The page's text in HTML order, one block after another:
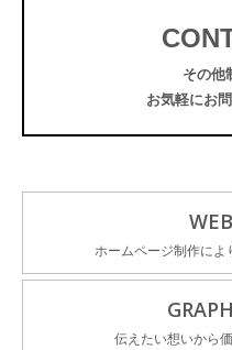
その他
お気軽にお
ホームページ制作によ
伝えたい想いから